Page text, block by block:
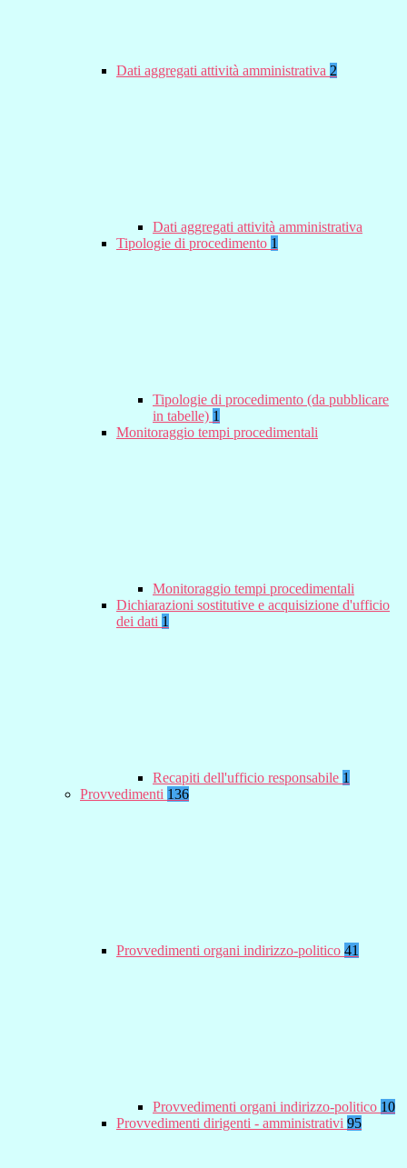
Dati aggregati attività amministrativa 2
Dati aggregati attività amministrativa
Tipologie di procedimento 1
Tipologie di procedimento (da pubblicare
in tabelle) 1
Monitoraggio tempi procedimentali
Monitoraggio tempi procedimentali
Dichiarazioni sostitutive e acquisizione d'ufficio
dei dati 1
Recapiti dell'ufficio responsabile 1
Provvedimenti 136
Provvedimenti organi indirizzo-politico 41
Provvedimenti organi indirizzo-politico 10
Provvedimenti dirigenti - amministrativi 95